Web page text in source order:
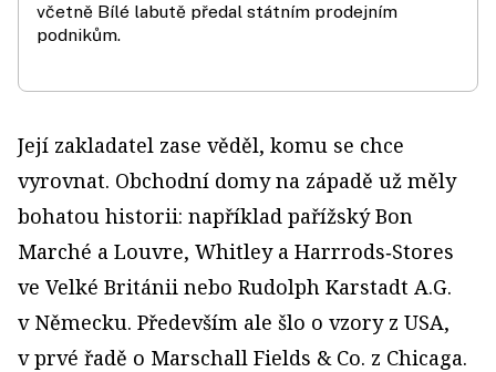
včetně Bílé labutě předal státním prodejním
podnikům.
Její zakladatel zase věděl, komu se chce
vyrovnat. Obchodní domy na západě už měly
bohatou historii: například pařížský Bon
Marché a Louvre, Whitley a Harrrods‑Stores
ve Velké Británii nebo Rudolph Karstadt A.G.
v Německu. Především ale šlo o vzory z USA,
v prvé řadě o Marschall Fields & Co. z Chicaga.